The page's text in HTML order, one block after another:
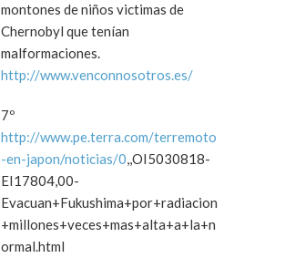
montones de niños victimas de
Chernobyl que tenían
malformaciones.
http://www.venconnosotros.es/
7º
http://www.pe.terra.com/terremoto
-en-japon/noticias/0,,OI5030818-
EI17804,00-
Evacuan+Fukushima+por+radiacion
+millones+veces+mas+alta+a+la+n
ormal.html